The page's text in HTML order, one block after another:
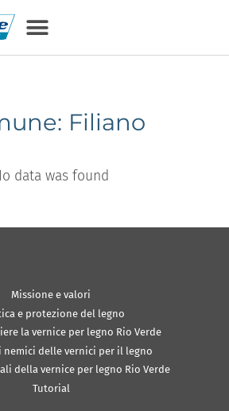
Filiano
data was found
Missione e valori
e protezione del legno
la vernice per legno Rio Verde
nemici delle vernici per il legno
della vernice per legno Rio Verde
Tutorial